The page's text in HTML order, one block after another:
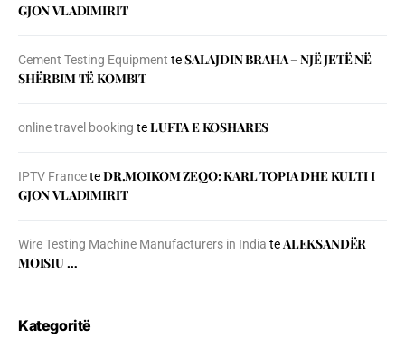
GJON VLADIMIRIT
Cement Testing Equipment teSALAJDIN BRAHA – NJЁ JETЁ NЁ
SHЁRBIM TЁ KOMBIT
online travel booking teLUFTA E KOSHARES
IPTV FranceteDR.MOIKOM ZEQO: KARL TOPIA DHE KULTI I
GJON VLADIMIRIT
Wire Testing Machine Manufacturers in India teALEKSANDËR
MOISIU …
Kategoritë